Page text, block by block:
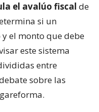
el avalúo fiscal de
si un
el monto que debe
este sistema
entre
sobre las